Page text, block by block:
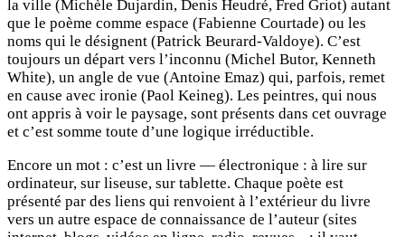
la ville (Michèle Dujardin, Denis Heudré, Fred Griot) autant
que le poème comme espace (Fabienne Courtade) ou les
noms qui le désignent (Patrick Beurard-Valdoye). C’est
toujours un départ vers l’inconnu (Michel Butor, Kenneth
White), un angle de vue (Antoine Emaz) qui, parfois, remet
en cause avec ironie (Paol Keineg). Les peintres, qui nous
ont appris à voir le paysage, sont présents dans cet ouvrage
et c’est somme toute d’une logique irréductible.
Encore un mot : c’est un livre — électronique : à lire sur
ordinateur, sur liseuse, sur tablette. Chaque poète est
présenté par des liens qui renvoient à l’extérieur du livre
vers un autre espace de connaissance de l’auteur (sites